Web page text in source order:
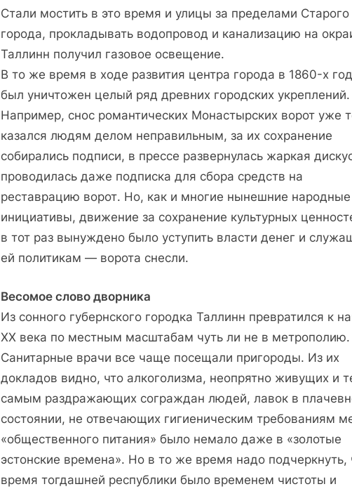
Стали мостить в это время и улицы за пределами Старого
города, прокладывать водопровод и канализацию на
Таллинн получил газовое освещение.
В то же время в ходе развития центра города в 1860-х
был уничтожен целый ряд древних городских укреплений.
Например, снос романтических Монастырских ворот уже
казался людям делом неправильным, за их сохранение
собирались подписи, в прессе развернулась жаркая
проводилась даже подписка для сбора средств на
реставрацию ворот. Но, как и многие нынешние народные
инициативы, движение за сохранение культурных
в тот раз вынуждено было уступить власти денег и
ей политикам — ворота снесли.
Весомое слово дворника
Из сонного губернского городка Таллинн превратился к
XX века по местным масштабам чуть ли не в метрополию.
Санитарные врачи все чаще посещали пригороды. Из их
докладов видно, что алкоголизма, неопрятно живущих и
самым раздражающих сограждан людей, лавок в
состоянии, не отвечающих гигиеническим требованиям
«общественного питания» было немало даже в «золотые
эстонские времена». Но в то же время надо подчеркнуть,
время тогдашней республики было временем чистоты и